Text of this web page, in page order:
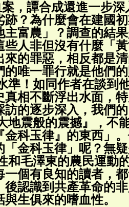
，譚合成還進一步深
跡？為什麼會在建國
主富農」？調查的結
些人非但沒有什麼「
來的罪惡，相反都是
的唯一罪行就是他們
準！如同作者在談到
真相不斷浮出水面，
訪的逐步深入，我們
地震般的震撼』，不
金科玉律』的東西」
「金科玉律」呢？無
和毛澤東的農民運動
一個有良知的讀者，
後認識到共產革命的
生俱來的嗜血性。